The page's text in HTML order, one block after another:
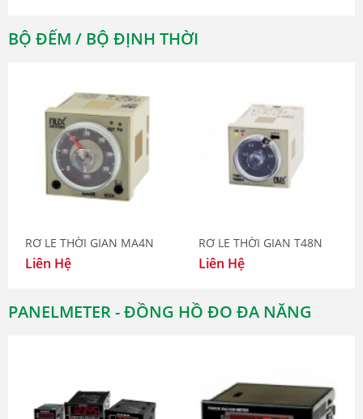
BỘ ĐẾM / BỘ ĐỊNH THỜI
RƠ LE THỜI GIAN MA4N
Liên Hệ
RƠ LE THỜI GIAN T48N
Liên Hệ
PANELMETER - ĐỒNG HỒ ĐO ĐA NĂNG